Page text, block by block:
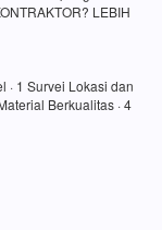
LEBIH
· 1 Survei Lokasi dan
Berkualitas · 4